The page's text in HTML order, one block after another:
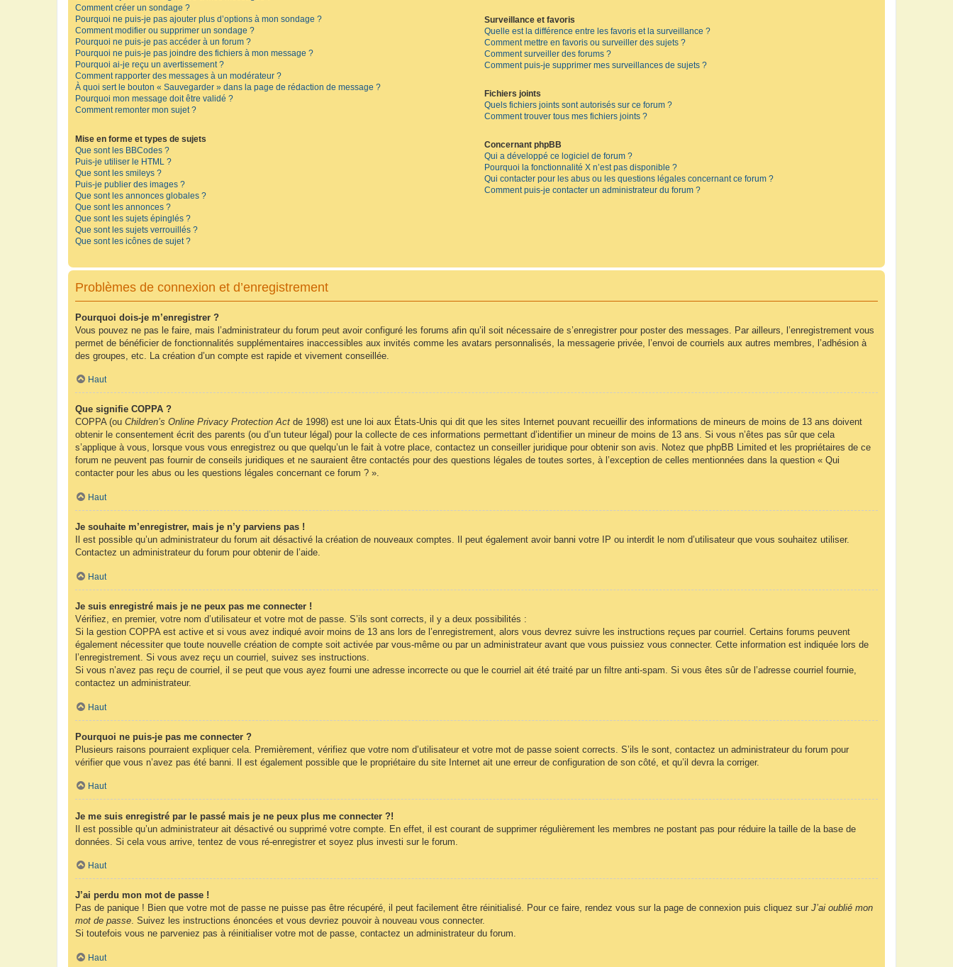
Comment créer un sondage ?
Pourquoi ne puis-je pas ajouter plus d’options à mon sondage ?
Comment modifier ou supprimer un sondage ?
Pourquoi ne puis-je pas accéder à un forum ?
Pourquoi ne puis-je pas joindre des fichiers à mon message ?
Pourquoi ai-je reçu un avertissement ?
Comment rapporter des messages à un modérateur ?
À quoi sert le bouton « Sauvegarder » dans la page de rédaction de message ?
Pourquoi mon message doit être validé ?
Comment remonter mon sujet ?
Mise en forme et types de sujets
Que sont les BBCodes ?
Puis-je utiliser le HTML ?
Que sont les smileys ?
Puis-je publier des images ?
Que sont les annonces globales ?
Que sont les annonces ?
Que sont les sujets épinglés ?
Que sont les sujets verrouillés ?
Que sont les icônes de sujet ?
Surveillance et favoris
Quelle est la différence entre les favoris et la surveillance ?
Comment mettre en favoris ou surveiller des sujets ?
Comment surveiller des forums ?
Comment puis-je supprimer mes surveillances de sujets ?
Fichiers joints
Quels fichiers joints sont autorisés sur ce forum ?
Comment trouver tous mes fichiers joints ?
Concernant phpBB
Qui a développé ce logiciel de forum ?
Pourquoi la fonctionnalité X n’est pas disponible ?
Qui contacter pour les abus ou les questions légales concernant ce forum ?
Comment puis-je contacter un administrateur du forum ?
Problèmes de connexion et d’enregistrement
Pourquoi dois-je m’enregistrer ?
Vous pouvez ne pas le faire, mais l’administrateur du forum peut avoir configuré les forums afin qu’il soit nécessaire de s’enregistrer pour poster des messages. Par ailleurs, l’enregistrement vous
permet de bénéficier de fonctionnalités supplémentaires inaccessibles aux invités comme les avatars personnalisés, la messagerie privée, l’envoi de courriels aux autres membres, l’adhésion à
des groupes, etc. La création d’un compte est rapide et vivement conseillée.
Haut
Que signifie COPPA ?
COPPA (ou Children’s Online Privacy Protection Act de 1998) est une loi aux États-Unis qui dit que les sites Internet pouvant recueillir des informations de mineurs de moins de 13 ans doivent
obtenir le consentement écrit des parents (ou d’un tuteur légal) pour la collecte de ces informations permettant d’identifier un mineur de moins de 13 ans. Si vous n’êtes pas sûr que cela
s’applique à vous, lorsque vous vous enregistrez ou que quelqu’un le fait à votre place, contactez un conseiller juridique pour obtenir son avis. Notez que phpBB Limited et les propriétaires de ce
forum ne peuvent pas fournir de conseils juridiques et ne sauraient être contactés pour des questions légales de toutes sortes, à l’exception de celles mentionnées dans la question « Qui
contacter pour les abus ou les questions légales concernant ce forum ? ».
Haut
Je souhaite m’enregistrer, mais je n’y parviens pas !
Il est possible qu’un administrateur du forum ait désactivé la création de nouveaux comptes. Il peut également avoir banni votre IP ou interdit le nom d’utilisateur que vous souhaitez utiliser.
Contactez un administrateur du forum pour obtenir de l’aide.
Haut
Je suis enregistré mais je ne peux pas me connecter !
Vérifiez, en premier, votre nom d’utilisateur et votre mot de passe. S’ils sont corrects, il y a deux possibilités :
Si la gestion COPPA est active et si vous avez indiqué avoir moins de 13 ans lors de l’enregistrement, alors vous devrez suivre les instructions reçues par courriel. Certains forums peuvent
également nécessiter que toute nouvelle création de compte soit activée par vous-même ou par un administrateur avant que vous puissiez vous connecter. Cette information est indiquée lors de
l’enregistrement. Si vous avez reçu un courriel, suivez ses instructions.
Si vous n’avez pas reçu de courriel, il se peut que vous ayez fourni une adresse incorrecte ou que le courriel ait été traité par un filtre anti-spam. Si vous êtes sûr de l’adresse courriel fournie,
contactez un administrateur.
Haut
Pourquoi ne puis-je pas me connecter ?
Plusieurs raisons pourraient expliquer cela. Premièrement, vérifiez que votre nom d’utilisateur et votre mot de passe soient corrects. S’ils le sont, contactez un administrateur du forum pour
vérifier que vous n’avez pas été banni. Il est également possible que le propriétaire du site Internet ait une erreur de configuration de son côté, et qu’il devra la corriger.
Haut
Je me suis enregistré par le passé mais je ne peux plus me connecter ?!
Il est possible qu’un administrateur ait désactivé ou supprimé votre compte. En effet, il est courant de supprimer régulièrement les membres ne postant pas pour réduire la taille de la base de
données. Si cela vous arrive, tentez de vous ré-enregistrer et soyez plus investi sur le forum.
Haut
J’ai perdu mon mot de passe !
Pas de panique ! Bien que votre mot de passe ne puisse pas être récupéré, il peut facilement être réinitialisé. Pour ce faire, rendez vous sur la page de connexion puis cliquez sur J’ai oublié mon
mot de passe. Suivez les instructions énoncées et vous devriez pouvoir à nouveau vous connecter.
Si toutefois vous ne parveniez pas à réinitialiser votre mot de passe, contactez un administrateur du forum.
Haut